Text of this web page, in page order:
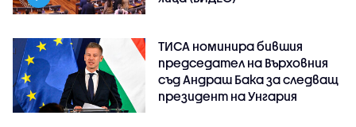
ТИСА номинира бившия
председател на Върховния
съд Андраш Бака за следващ
президент на Унгария